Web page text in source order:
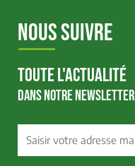
NOUS SUIVRE
TOUTE L'ACTUALITÉ
DANS NOTRE NEWSLETTER